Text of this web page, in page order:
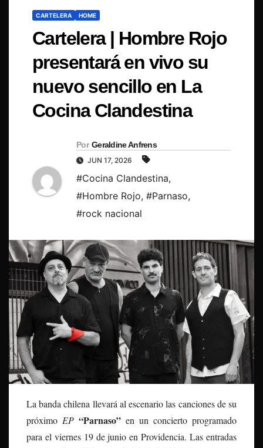
CARTELERA HOME
Cartelera | Hombre Rojo
presentará en vivo su
nuevo sencillo en La
Cocina Clandestina
Por Geraldine Anfrens
JUN 17, 2026
#Cocina Clandestina,
#Hombre Rojo, #Parnaso,
#rock nacional
La banda chilena llevará al escenario las canciones de su
próximo EP “Parnaso” en un concierto programado
para el viernes 19 de junio en Providencia. Las entradas